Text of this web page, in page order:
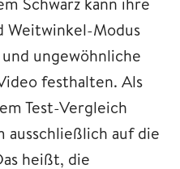
Weitwinkel-Modus
ungewöhnliche
festhalten. Als
Test-Vergleich
ausschließlich auf die
heißt, die